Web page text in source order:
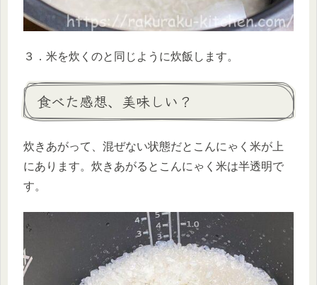
３．米を炊くのと同じように炊飯します。
食べた感想、美味しい？
炊きあがって、混ぜない状態だとこんにゃく米が上
にあります。炊きあがるとこんにゃく米は半透明で
す。